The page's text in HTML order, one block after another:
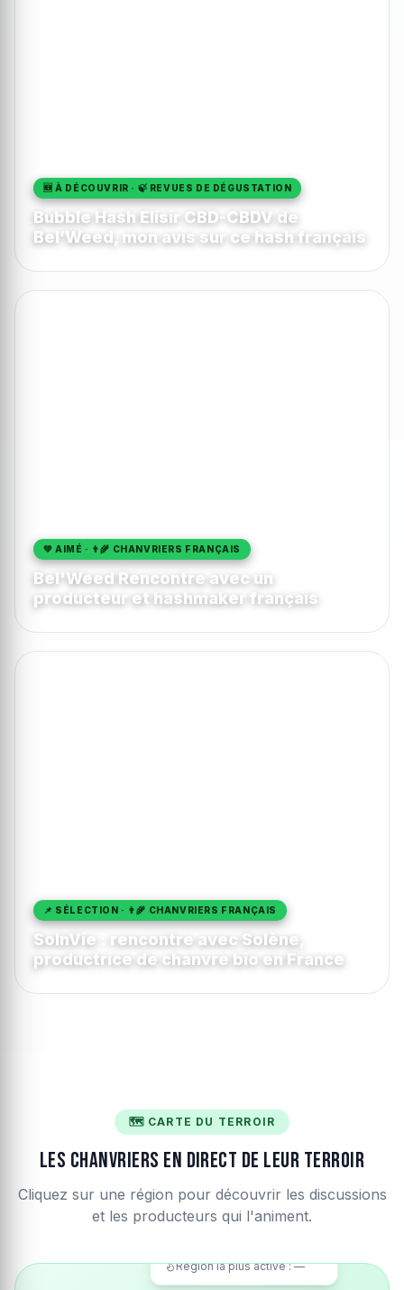
🆕 À DÉCOUVRIR · 🍃 REVUES DE DÉGUSTATION
Bubble Hash Elisir CBD-CBDV de
Bel’Weed, mon avis sur ce hash français
💚 AIMÉ · 👨‍🌾 CHANVRIERS FRANÇAIS
Bel'Weed Rencontre avec un
producteur et hashmaker français
📌 SÉLECTION · 👨‍🌾 CHANVRIERS FRANÇAIS
SolnVie : rencontre avec Solène,
productrice de chanvre bio en France
🗺️ CARTE DU TERROIR
Les chanvriers en direct de leur terroir
Cliquez sur une région pour découvrir les discussions
et les producteurs qui l'animent.
Région la plus active : —